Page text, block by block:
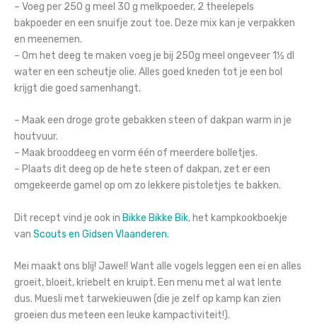
– Voeg per 250 g meel 30 g melkpoeder, 2 theelepels
bakpoeder en een snuifje zout toe. Deze mix kan je verpakken
en meenemen.
– Om het deeg te maken voeg je bij 250g meel ongeveer 1½ dl
water en een scheutje olie. Alles goed kneden tot je een bol
krijgt die goed samenhangt.
– Maak een droge grote gebakken steen of dakpan warm in je
houtvuur.
– Maak brooddeeg en vorm één of meerdere bolletjes.
– Plaats dit deeg op de hete steen of dakpan, zet er een
omgekeerde gamel op om zo lekkere pistoletjes te bakken.
Dit recept vind je ook in Bikke Bikke Bik, het kampkookboekje
van Scouts en Gidsen Vlaanderen.
Mei maakt ons blij! Jawel! Want alle vogels leggen een ei en alles
groeit, bloeit, kriebelt en kruipt. Een menu met al wat lente
dus. Muesli met tarwekieuwen (die je zelf op kamp kan zien
groeien dus meteen een leuke kampactiviteit!).